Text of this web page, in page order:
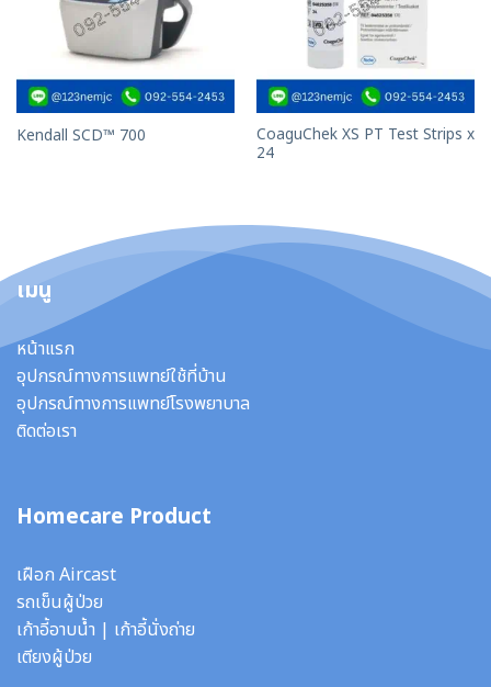
Kendall SCD™ 700
CoaguChek XS PT Test Strips x
24
เมนู
หน้าแรก
อุปกรณ์ทางการแพทย์ใช้ที่บ้าน
อุปกรณ์ทางการแพทย์โรงพยาบาล
ติดต่อเรา
Homecare Product
เฝือก Aircast
รถเข็นผู้ป่วย
เก้าอี้อาบน้ำ | เก้าอี้นั่งถ่าย
เตียงผู้ป่วย